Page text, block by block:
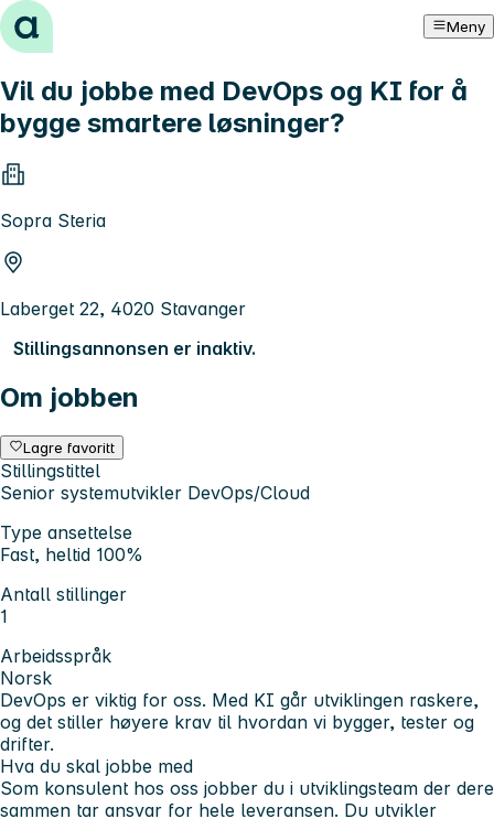
Hopp til innhold Meny
Vil du jobbe med DevOps og KI for å
bygge smartere løsninger?
Sopra Steria
Laberget 22, 4020 Stavanger
Stillingsannonsen er inaktiv.
Om jobben
Lagre favoritt
Stillingstittel
Senior systemutvikler DevOps/Cloud
Type ansettelse
Fast, heltid 100%
Antall stillinger
1
Arbeidsspråk
Norsk
DevOps er viktig for oss. Med KI går utviklingen raskere,
og det stiller høyere krav til hvordan vi bygger, tester og
drifter.
Hva du skal jobbe med
Som konsulent hos oss jobber du i utviklingsteam der dere
sammen tar ansvar for hele leveransen. Du utvikler